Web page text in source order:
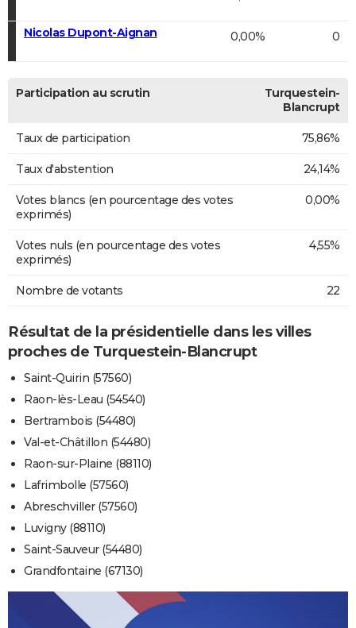
Nicolas Dupont-Aignan 0,00% 0
Participation au scrutin
Turquestein-
Blancrupt
Taux de participation 75,86%
Taux d'abstention 24,14%
Votes blancs (en pourcentage des votes
exprimés)
0,00%
Votes nuls (en pourcentage des votes
exprimés)
4,55%
Nombre de votants 22
Résultat de la présidentielle dans les villes
proches de Turquestein-Blancrupt
Saint-Quirin (57560)
Raon-lès-Leau (54540)
Bertrambois (54480)
Val-et-Châtillon (54480)
Raon-sur-Plaine (88110)
Lafrimbolle (57560)
Abreschviller (57560)
Luvigny (88110)
Saint-Sauveur (54480)
Grandfontaine (67130)